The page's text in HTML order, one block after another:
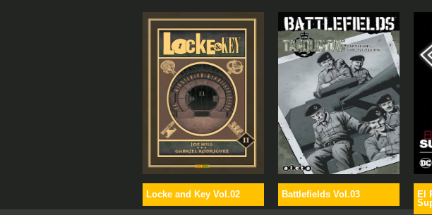
Locke and Key Vol.02 Battlefields Vol.03
El